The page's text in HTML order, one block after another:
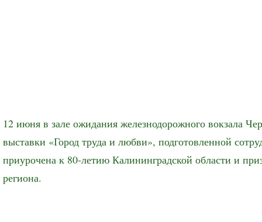
12 июня в зале ожидания железнодорожного вокзала
выставки «Город труда и любви», подготовленной
приурочена к 80-летию Калининградской области и
региона.